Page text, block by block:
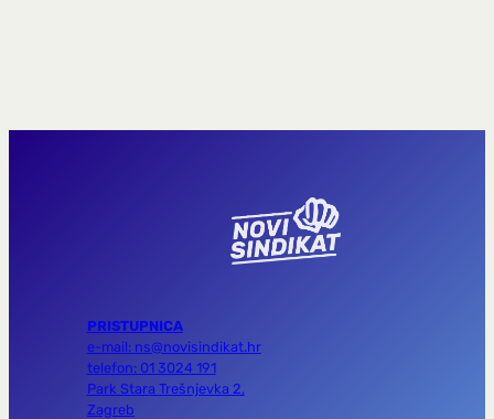
PRISTUPNICA
e-mail: ns@novisindikat.hr
telefon: 01 3024 191
Park Stara Trešnjevka 2,
Zagreb